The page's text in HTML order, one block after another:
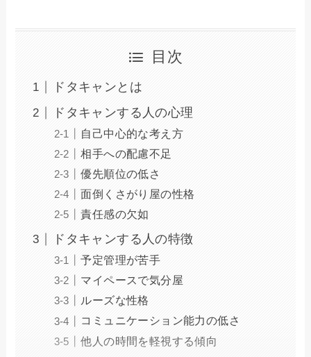
目次
ドタキャンとは
ドタキャンする人の心理
自己中心的な考え方
相手への配慮不足
優先順位の低さ
面倒くさがり屋の性格
責任感の欠如
ドタキャンする人の特徴
予定管理が苦手
マイペースで気分屋
ルーズな性格
コミュニケーション能力の低さ
他人の時間を軽視する傾向